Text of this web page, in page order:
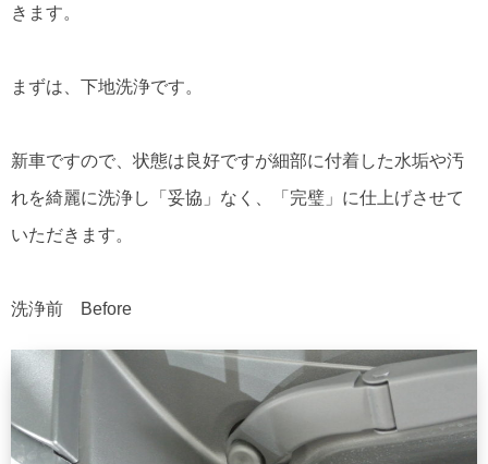
きます。
まずは、下地洗浄です。
新車ですので、状態は良好ですが細部に付着した水垢や汚
れを綺麗に洗浄し「妥協」なく、「完璧」に仕上げさせて
いただきます。
洗浄前 Before